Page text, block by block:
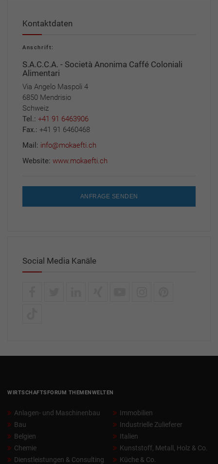
Kontaktdaten
Anschrift:
S.A.C.C.A. - Società Anonima Caffé Coloniali
Alimentari
Via Angelo Maspoli 4
6850 Mendrisio
Schweiz
Tel.: +41 91 6463906
Fax.: +41 91 6460468
Mail: info@mokaefti.ch
Website: www.mokaefti.ch
ANFRAGE SENDEN
Social Media Kanäle
WIRTSCHAFTSFORUM THEMENWELTEN
Anlagen- und Maschinenbau
Bau
Belgien
Chemie
Dienstleistungen & Consulting
Immobilien
Industrielle Zulieferer
Italien
Kunststoff, Metall, Holz & Co.
Küche & Co.